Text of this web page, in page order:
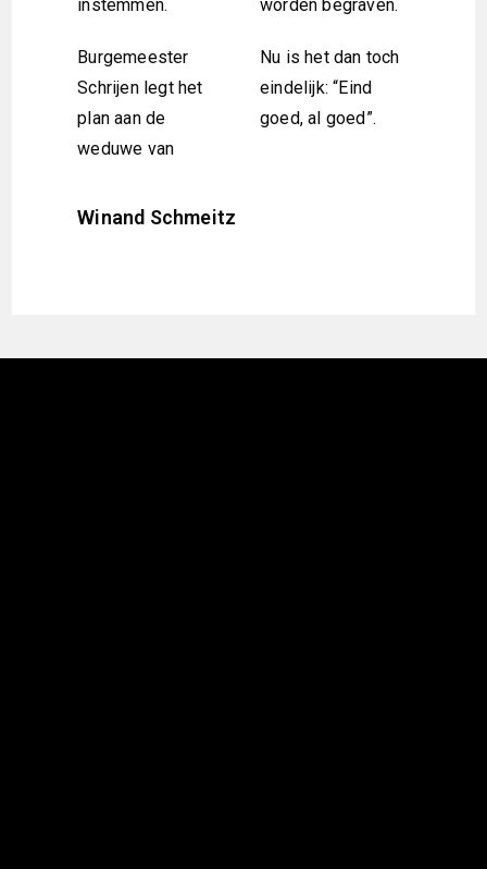
instemmen.
Burgemeester
Schrijen legt het
plan aan de
weduwe van
worden begraven.
Nu is het dan toch
eindelijk: “Eind
goed, al goed”.
Winand Schmeitz